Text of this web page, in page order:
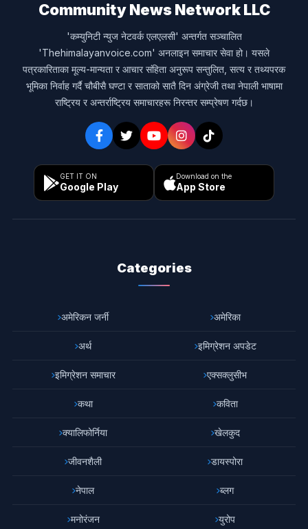
Community News Network LLC
'कम्युनिटी न्युज नेटवर्क एलएलसी' अन्तर्गत सञ्चालित
'Thehimalayanvoice.com' अनलाइन समाचार सेवा हो। यसले
पत्रकारिताका मूल्य-मान्यता र आचार संहिता अनुरूप सन्तुलित, सत्य र तथ्यपरक
भूमिका निर्वाह गर्दै चौबीसै घण्टा र साताको सातै दिन अंग्रेजी तथा नेपाली भाषामा
राष्ट्रिय र अन्तर्राष्ट्रिय समाचारहरू निरन्तर सम्प्रेषण गर्दछ।
GET IT ON
Google Play
Download on the
App Store
Categories
अमेरिकन जर्नी अमेरिका
अर्थ इमिग्रेशन अपडेट
इमिग्रेशन समाचार एक्सक्लुसीभ
कथा कविता
क्यालिफोर्निया खेलकुद
जीवनशैली डायस्पोरा
नेपाल ब्लग
मनोरंजन युरोप